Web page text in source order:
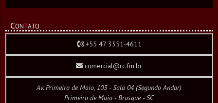
Contato
+55 47 3351-4611
comercial@rc.fm.br
Av. Primeiro de Maio, 103 - Sala 04 (Segundo Andar)
Primeiro de Maio - Brusque - SC